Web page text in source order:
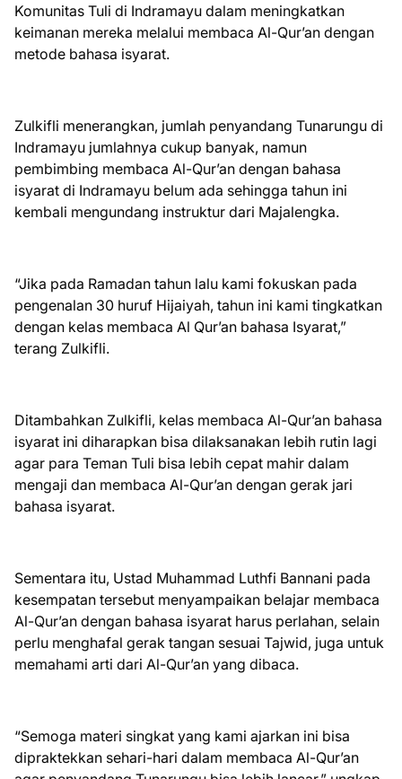
Komunitas Tuli di Indramayu dalam meningkatkan
keimanan mereka melalui membaca Al-Qur’an dengan
metode bahasa isyarat.
Zulkifli menerangkan, jumlah penyandang Tunarungu di
Indramayu jumlahnya cukup banyak, namun
pembimbing membaca Al-Qur’an dengan bahasa
isyarat di Indramayu belum ada sehingga tahun ini
kembali mengundang instruktur dari Majalengka.
“Jika pada Ramadan tahun lalu kami fokuskan pada
pengenalan 30 huruf Hijaiyah, tahun ini kami tingkatkan
dengan kelas membaca Al Qur’an bahasa Isyarat,”
terang Zulkifli.
Ditambahkan Zulkifli, kelas membaca Al-Qur’an bahasa
isyarat ini diharapkan bisa dilaksanakan lebih rutin lagi
agar para Teman Tuli bisa lebih cepat mahir dalam
mengaji dan membaca Al-Qur’an dengan gerak jari
bahasa isyarat.
Sementara itu, Ustad Muhammad Luthfi Bannani pada
kesempatan tersebut menyampaikan belajar membaca
Al-Qur’an dengan bahasa isyarat harus perlahan, selain
perlu menghafal gerak tangan sesuai Tajwid, juga untuk
memahami arti dari Al-Qur’an yang dibaca.
“Semoga materi singkat yang kami ajarkan ini bisa
dipraktekkan sehari-hari dalam membaca Al-Qur’an